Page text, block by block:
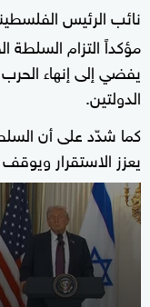
نائب الرئيس
مؤكداً التزام السلطة
يفضي إلى إنهاء
الدولتين.
كما شدّد على أن
يعزز الاستقرار